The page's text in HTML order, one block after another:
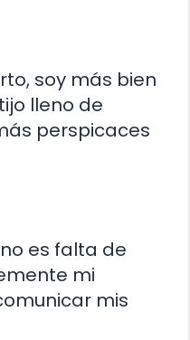
soy más bien
lleno de
perspicaces
es falta de
mi
mis